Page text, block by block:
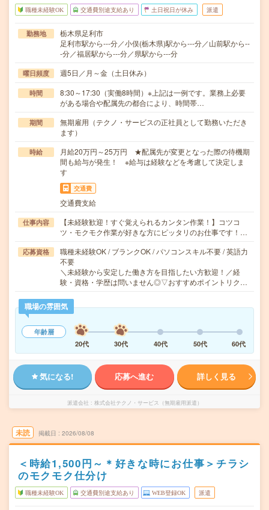
職種未経験OK 交通費別途支給あり 土日祝日が休み 派遣
勤務地
栃木県足利市
足利市駅から---分／小俣(栃木県)駅から---分／山前駅から--
-分／福居駅から---分／県駅から---分
曜日頻度 週5日／月～金（土日休み）
時間
8:30～17:30（実働8時間）※上記は一例です。業務上必要
がある場合や配属先の都合により、時間帯…
期間
無期雇用（テクノ・サービスの正社員として勤務いただき
ます）
時給
月給20万円～25万円 ★配属先が変更となった際の待機期
間も給与が発生！ ※給与は経験などを考慮して決定しま
す
交通費
交通費支給
仕事内容
【未経験歓迎！すぐ覚えられるカンタン作業！】コツコ
ツ・モクモク作業が好きな方にピッタリのお仕事です！…
応募資格
職種未経験OK / ブランクOK / パソコンスキル不要 / 英語力
不要
＼未経験から安定した働き方を目指したい方歓迎！／経
験・資格・学歴は問いません◎▽おすすめポイントリク…
職場の雰囲気
年齢層
20代
30代 40代 50代 60代
気になる! 応募へ進む 詳しく見る
派遣会社 株式会社テクノ・サービス（無期雇用派遣）
未読 掲載日 2026/08/08
＜時給1,500円～＊好きな時にお仕事＞チラシ
のモクモク仕分け
職種未経験OK 交通費別途支給あり WEB登録OK 派遣